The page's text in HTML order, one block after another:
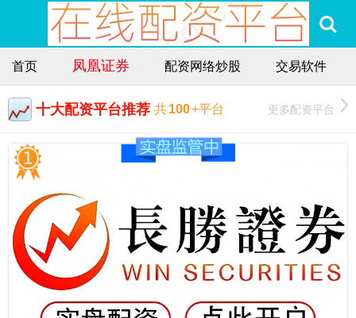
首页 凤凰证券 配资网络炒股 交易软件
十大配资平台推荐 共100+平台 更多配资平台